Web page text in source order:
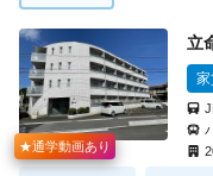
★通学動画あり
立
家